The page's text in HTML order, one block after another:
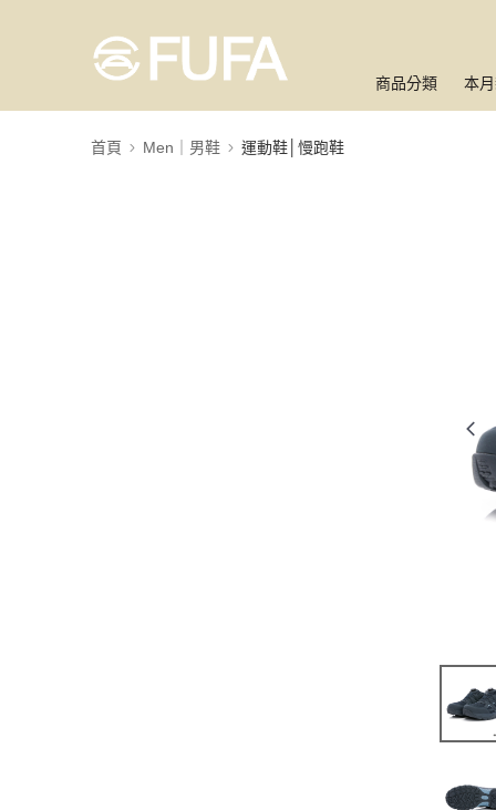
商品分類 本
首頁 Men｜男鞋 運動鞋│慢跑鞋